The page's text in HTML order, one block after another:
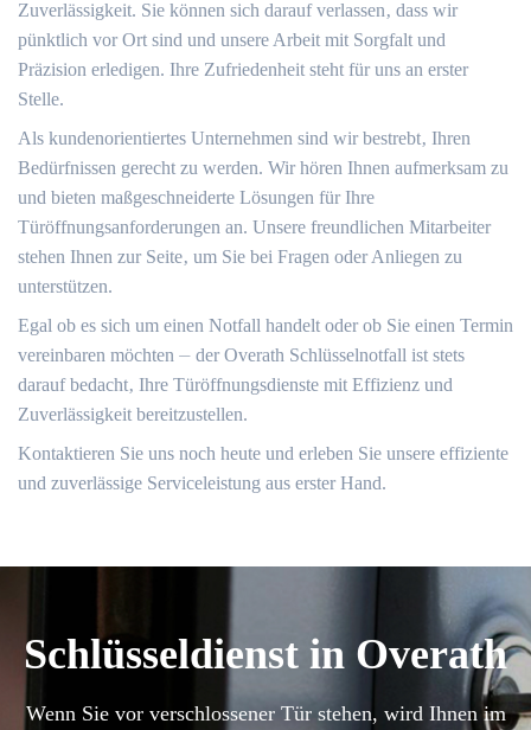
Zuverlässigkeit. Sie können sich darauf verlassen‚ dass wir
pünktlich vor Ort sind und unsere Arbeit mit Sorgfalt und
Präzision erledigen.​ Ihre Zufriedenheit steht für uns an erster
Stelle.​
Als kundenorientiertes Unternehmen sind wir bestrebt‚ Ihren
Bedürfnissen gerecht zu werden.​ Wir hören Ihnen aufmerksam zu
und bieten maßgeschneiderte Lösungen für Ihre
Türöffnungsanforderungen an.​ Unsere freundlichen Mitarbeiter
stehen Ihnen zur Seite‚ um Sie bei Fragen oder Anliegen zu
unterstützen.​
Egal ob es sich um einen Notfall handelt oder ob Sie einen Termin
vereinbaren möchten ⏤ der Overath Schlüsselnotfall ist stets
darauf bedacht‚ Ihre Türöffnungsdienste mit Effizienz und
Zuverlässigkeit bereitzustellen.​
Kontaktieren Sie uns noch heute und erleben Sie unsere effiziente
und zuverlässige Serviceleistung aus erster Hand.​
Schlüsseldienst in Overath
Wenn Sie vor verschlossener Tür stehen, wird Ihnen im